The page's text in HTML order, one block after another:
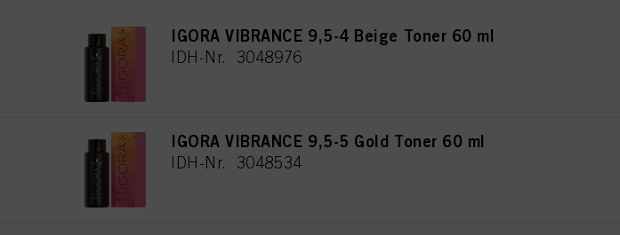
IGORA VIBRANCE 9,5-4 Beige Toner 60 ml
IDH-Nr. 3048976
IGORA VIBRANCE 9,5-5 Gold Toner 60 ml
IDH-Nr. 3048534